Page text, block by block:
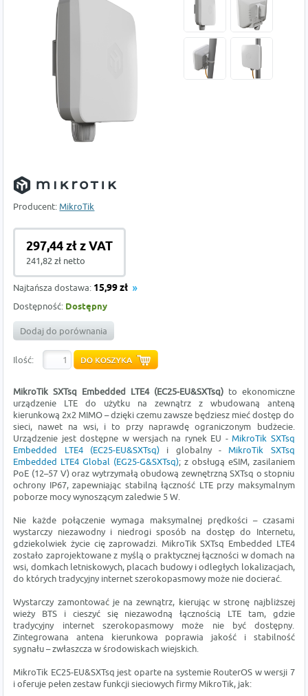
Producent: MikroTik
297,44 zł z VAT
241,82 zł netto
Najtańsza dostawa: 15,99 zł
Dostępność: Dostępny
Dodaj do porównania
Ilość:
MikroTik SXTsq Embedded LTE4 (EC25-EU&SXTsq)to ekonomiczne
urządzenie LTE do użytku na zewnątrz z wbudowaną anteną
kierunkową 2x2 MIMO – dzięki czemu zawsze będziesz mieć dostęp do
sieci, nawet na wsi, i to przy naprawdę ograniczonym budżecie.
Urządzenie jest dostępne w wersjach na rynek EU -MikroTik SXTsq
Embedded LTE4 (EC25-EU&SXTsq) i globalny -MikroTik SXTsq
Embedded LTE4 Global (EG25-G&SXTsq); z obsługą eSIM, zasilaniem
PoE (12–57 V) oraz wytrzymałą obudową zewnętrzną SXTsq o stopniu
ochrony IP67, zapewniając stabilną łączność LTE przy maksymalnym
poborze mocy wynoszącym zaledwie 5 W.
Nie każde połączenie wymaga maksymalnej prędkości – czasami
wystarczy niezawodny i niedrogi sposób na dostęp do Internetu,
gdziekolwiek życie cię zaprowadzi. MikroTik SXTsq Embedded LTE4
zostało zaprojektowane z myślą o praktycznej łączności w domach na
wsi, domkach letniskowych, placach budowy i odległych lokalizacjach,
do których tradycyjny internet szerokopasmowy może nie docierać.
Wystarczy zamontować je na zewnątrz, kierując w stronę najbliższej
wieży BTS i cieszyć się niezawodną łącznością LTE tam, gdzie
tradycyjny internet szerokopasmowy może nie być dostępny.
Zintegrowana antena kierunkowa poprawia jakość i stabilność
sygnału – zwłaszcza w środowiskach wiejskich.
MikroTik EC25-EU&SXTsq jest oparte na systemie RouterOS w wersji 7
i oferuje pełen zestaw funkcji sieciowych firmy MikroTik, jak: